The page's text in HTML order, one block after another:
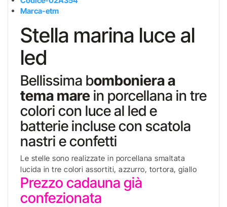
Marca-etm
Stella marina luce al
led
Bellissima bomboniera a
tema mare in porcellana in tre
colori con luce al led e
batterie incluse con scatola
nastri e confetti
Le stelle sono realizzate in porcellana smaltata
lucida in tre colori assortiti, azzurro, tortora, giallo
Prezzo cadauna già
confezionata